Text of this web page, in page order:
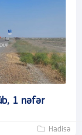
1 nəfər
Hadisə